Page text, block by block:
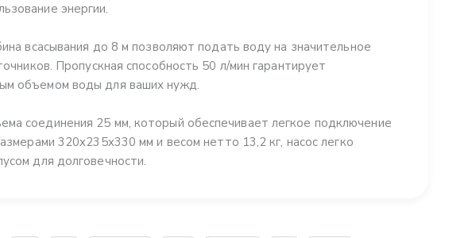
энергии.
всасывания до 8 м позволяют подать воду на значительное
Пропускная способность 50 л/мин гарантирует
объемом воды для ваших нужд.
соединения 25 мм, который обеспечивает легкое подключение
320x235x330 мм и весом нетто 13,2 кг, насос легко
для долговечности.